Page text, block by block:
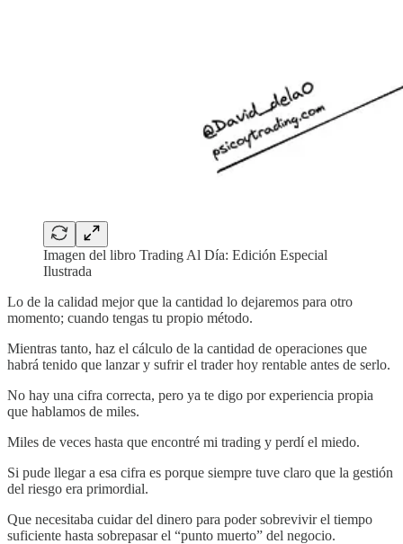
Imagen del libro Trading Al Día: Edición Especial
Ilustrada
Lo de la calidad mejor que la cantidad lo dejaremos para otro
momento; cuando tengas tu propio método.
Mientras tanto, haz el cálculo de la cantidad de operaciones que
habrá tenido que lanzar y sufrir el trader hoy rentable antes de serlo.
No hay una cifra correcta, pero ya te digo por experiencia propia
que hablamos de miles.
Miles de veces hasta que encontré mi trading y perdí el miedo.
Si pude llegar a esa cifra es porque siempre tuve claro que la gestión
del riesgo era primordial.
Que necesitaba cuidar del dinero para poder sobrevivir el tiempo
suficiente hasta sobrepasar el “punto muerto” del negocio.